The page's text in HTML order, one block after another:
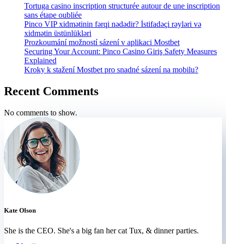
Tortuga casino inscription structurée autour de une inscription
sans étape oubliée
Pinco VIP xidmətinin fərqi nədədir? İstifadəçi rəyləri və
xidmətin üstünlükləri
Prozkoumání možností sázení v aplikaci Mostbet
Securing Your Account: Pinco Casino Giriş Safety Measures
Explained
Kroky k stažení Mostbet pro snadné sázení na mobilu?
Recent Comments
No comments to show.
Kate Olson
She is the CEO. She's a big fan her cat Tux, & dinner parties.